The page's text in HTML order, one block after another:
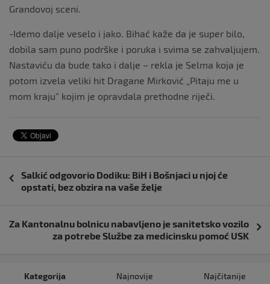
Grandovoj sceni.
-Idemo dalje veselo i jako. Bihać kaže da je super bilo,
dobila sam puno podrške i poruka i svima se zahvaljujem.
Nastaviću da bude tako i dalje – rekla je Selma koja je
potom izvela veliki hit Dragane Mirković „Pitaju me u
mom kraju” kojim je opravdala prethodne riječi.
objava
Salkić odgovorio Dodiku: BiH i Bošnjaci u njoj će
opstati, bez obzira na vaše želje
Za Kantonalnu bolnicu nabavljeno je sanitetsko vozilo
za potrebe Službe za medicinsku pomoć USK
Kategorija Najnovije Najčitanije